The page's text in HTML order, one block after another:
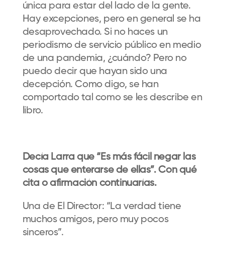
única para estar del lado de la gente.
Hay excepciones, pero en general se ha
desaprovechado. Si no haces un
periodismo de servicio público en medio
de una pandemia, ¿cuándo? Pero no
puedo decir que hayan sido una
decepción. Como digo, se han
comportado tal como se les describe en
libro.
Decía Larra que “Es más fácil negar las
cosas que enterarse de ellas”. Con qué
cita o afirmación continuarías.
Una de El Director: “La verdad tiene
muchos amigos, pero muy pocos
sinceros”.